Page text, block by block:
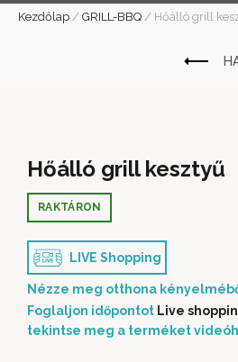
Kezdőlap / GRILL-BBQ / Hőálló grill
Hőálló grill kesztyű
RAKTÁRON
LIVE Shopping
Nézze meg otthona
Foglaljon időpontot Live
tekintse meg a terméket